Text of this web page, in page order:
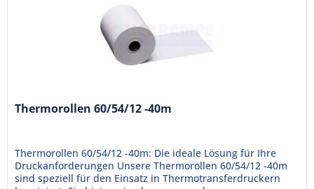
Thermorollen 60/54/12 -40m
Thermorollen 60/54/12 -40m: Die ideale Lösung für Ihre
Druckanforderungen Unsere Thermorollen 60/54/12 -40m
sind speziell für den Einsatz in Thermotransferdruckern